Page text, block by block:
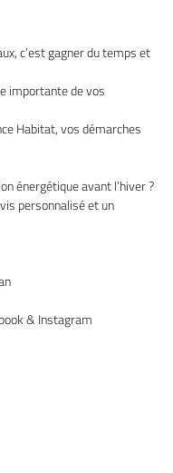
Restez
c’est gagner du temps et
importante de vos
Habitat, vos démarches
énergétique avant l’hiver ?
personnalisé et un
& Instagram